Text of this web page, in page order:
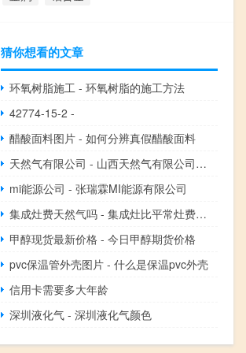
猜你想看的文章
环氧树脂施工 - 环氧树脂的施工方法
42774-15-2 -
醋酸面料图片 - 如何分辨真假醋酸面料
天然气有限公司 - 山西天然气有限公司官网
mi能源公司 - 张瑞霖MI能源有限公司
集成灶费天然气吗 - 集成灶比平常灶费天然气吗
甲醇现货最新价格 - 今日甲醇期货价格
pvc保温管外壳图片 - 什么是保温pvc外壳
信用卡需要多大年龄
深圳液化气 - 深圳液化气颜色